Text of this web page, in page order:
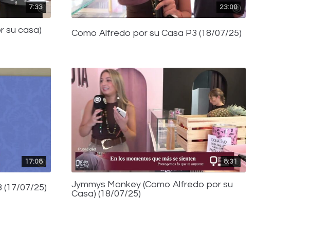
7:33
su casa)
23:00
Como Alfredo por su Casa P3 (18/07/25)
17:08
(17/07/25)
8:31
Jymmys Monkey (Como Alfredo por su
Casa) (18/07/25)